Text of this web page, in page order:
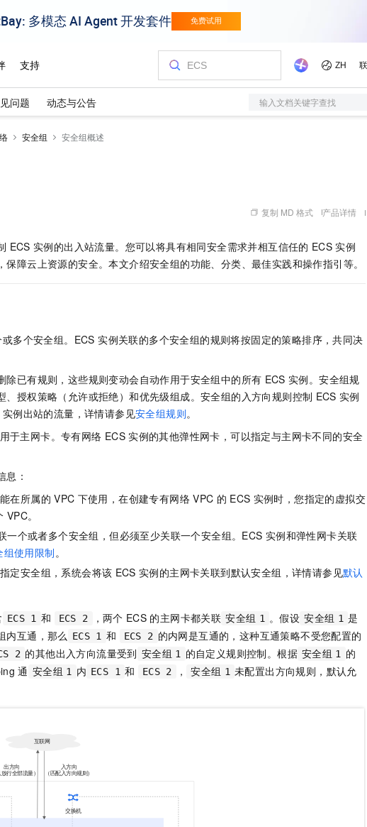
问题 动态与公告 输入文档关键字查找
安全组 安全组概述
复制 MD 格式 产品详情
ECS 实例的出入站流量。您可以将具有相同安全需求并相互信任的 ECS 实例
障云上资源的安全。本文介绍安全组的功能、分类、最佳实践和操作指引等。
多个安全组。ECS 实例关联的多个安全组的规则将按固定的策略排序，共同决
除已有规则，这些规则变动会自动作用于安全组中的所有 ECS 实例。安全组规
、授权策略（允许或拒绝）和优先级组成。安全组的入方向规则控制 ECS 实例
实例出站的流量，详情请参见安全组规则。
于主网卡。专有网络 ECS 实例的其他弹性网卡，可以指定与主网卡不同的安全
息：
在所属的 VPC 下使用，在创建专有网络 VPC 的 ECS 实例时，您指定的虚拟交
VPC。
一个或者多个安全组，但必须至少关联一个安全组。ECS 实例和弹性网卡关联
组使用限制。
定安全组，系统会将该 ECS 实例的主网卡关联到默认安全组，详情请参见默认
ECS 1 和 ECS 2 ，两个 ECS 的主网卡都关联 安全组 1 。假设 安全组 1 是
内互通，那么 ECS 1 和 ECS 2 的内网是互通的，这种互通策略不受您配置的
2 的其他出入方向流量受到 安全组 1 的自定义规则控制。根据 安全组 1
的
通 安全组 1 内 ECS 1 和 ECS 2 ， 安全组 1 未配置出方向规则，默认允